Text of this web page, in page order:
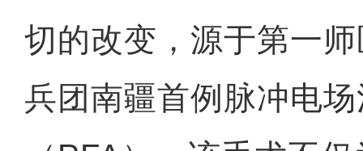
切的改变，源于第一
兵团南疆首例脉冲电